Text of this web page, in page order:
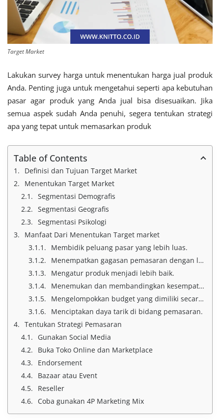
Target Market
Lakukan survey harga untuk menentukan harga jual produk
Anda. Penting juga untuk mengetahui seperti apa kebutuhan
pasar agar produk yang Anda jual bisa disesuaikan. Jika
semua aspek sudah Anda penuhi, segera tentukan strategi
apa yang tepat untuk memasarkan produk
Table of Contents
Definisi dan Tujuan Target Market
Menentukan Target Market
Segmentasi Demografis
Segmentasi Geografis
Segmentasi Psikologi
Manfaat Dari Menentukan Target market
Membidik peluang pasar yang lebih luas.
Menempatkan gagasan pemasaran dengan lebih jelas
Mengatur produk menjadi lebih baik.
Menemukan dan membandingkan kesempatan pasar.
Mengelompokkan budget yang dimiliki secara tepat.
Menciptakan daya tarik di bidang pemasaran.
Tentukan Strategi Pemasaran
Gunakan Social Media
Buka Toko Online dan Marketplace
Endorsement
Bazaar atau Event
Reseller
Coba gunakan 4P Marketing Mix